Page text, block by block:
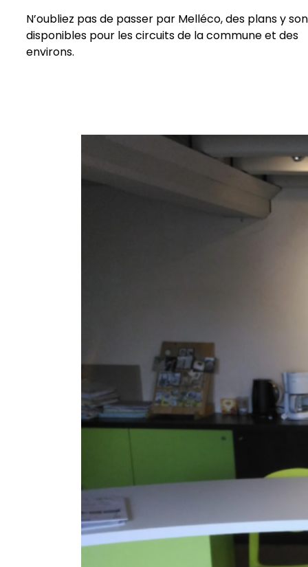
N’oubliez pas de passer par Melléco, des plans y
disponibles pour les circuits de la commune et des
environs.